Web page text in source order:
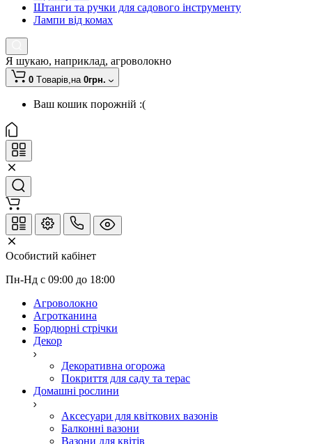
Штанги та ручки для садового інструменту
Лампи від комах
Я шукаю, наприклад, агроволокно
0 Tоварів,на 0грн.
Ваш кошик порожній :(
Особистий кабінет
Пн-Нд с 09:00 до 18:00
Агроволокно
Агротканина
Бордюрні стрічки
Декор
Декоративна огорожа
Покриття для саду та терас
Домашні рослини
Аксесуари для квіткових вазонів
Балконні вазони
Вазони для квітів